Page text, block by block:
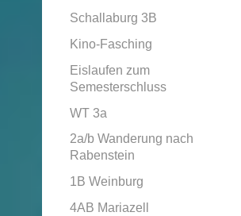
Schallaburg 3B
Kino-Fasching
Eislaufen zum
Semesterschluss
WT 3a
2a/b Wanderung nach
Rabenstein
1B Weinburg
4AB Mariazell